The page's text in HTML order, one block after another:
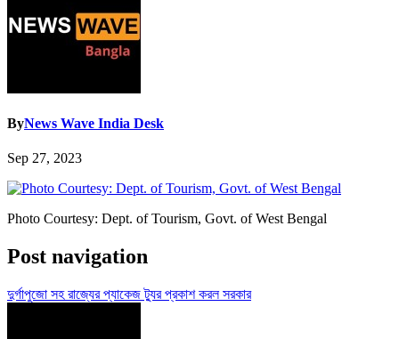
ByNews Wave India Desk
Sep 27, 2023
Photo Courtesy: Dept. of Tourism, Govt. of West Bengal
Post navigation
দুর্গাপুজো সহ রাজ্যের প্যাকেজ ট্যুর প্রকাশ করল সরকার